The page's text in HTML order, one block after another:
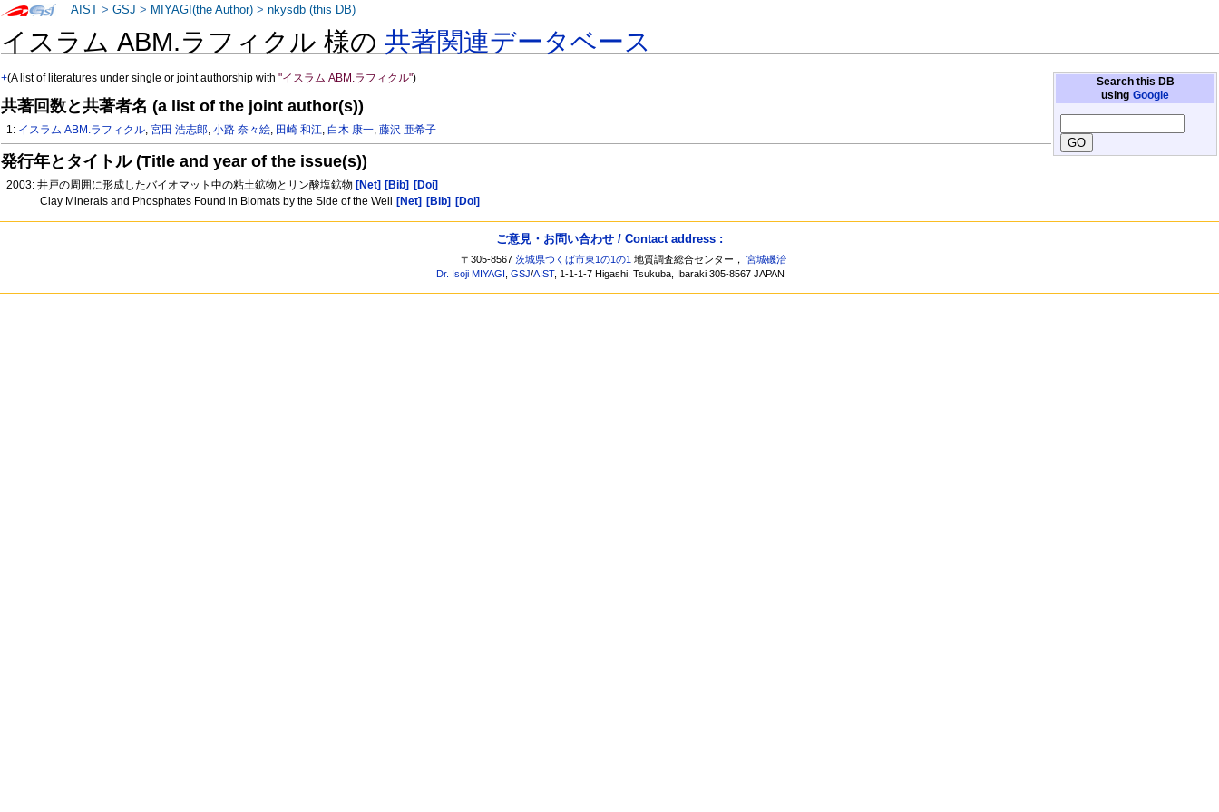
イスラム ABM.ラフィクル 様の共著関連データベース
Search this DB
using Google
+(A list of literatures under single or joint authorship with"イスラム ABM.ラフィクル")
共著回数と共著者名 (a list of the joint author(s))
1: イスラム ABM.ラフィクル,宮田 浩志郎,小路 奈々絵, 田崎 和江,白木 康一,藤沢 亜希子
発行年とタイトル (Title and year of the issue(s))
2003: 井戸の周囲に形成したバイオマット中の粘土鉱物とリン酸塩鉱物 [Net] [Bib]
[Doi]
Clay Minerals and Phosphates Found in Biomats by the Side of the Well
[Net] [Bib] [Doi]
AIST >GSJ > MIYAGI(the Author) >nkysdb (this DB)
ご意見・お問い合わせ / Contact address :
〒305-8567茨城県つくば市東1の1の1 地質調査総合センター，宮城磯治
Dr. Isoji MIYAGI ,GSJ/AIST, 1-1-1-7 Higashi, Tsukuba, Ibaraki 305-8567 JAPAN